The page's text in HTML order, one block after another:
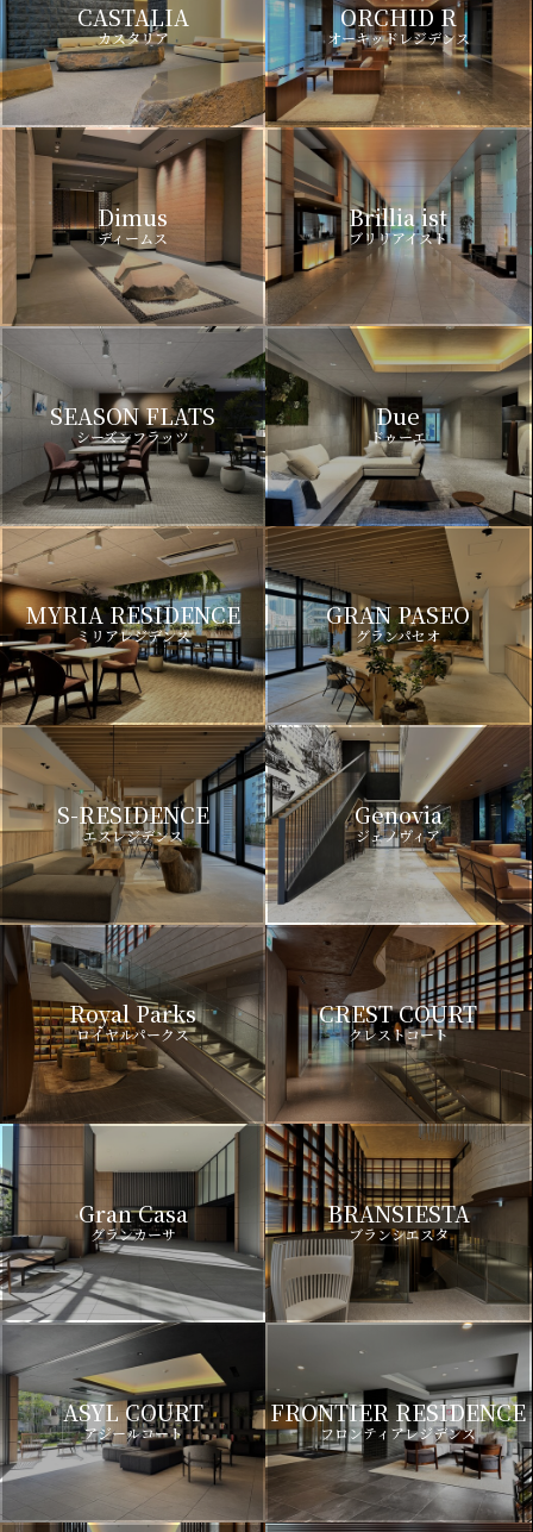
CASTALIA
カスタリア
ORCHID R
オーキッドレジデンス
Dimus
ディームス
Brillia ist
ブリリアイスト
SEASON FLATS
シーズンフラッツ
Due
ドゥーエ
MYRIA RESIDENCE
ミリアレジデンス
GRAN PASEO
グランパセオ
S-RESIDENCE
エスレジデンス
Genovia
ジェノヴィア
Royal Parks
ロイヤルパークス
CREST COURT
クレストコート
Gran Casa
グランカーサ
BRANSIESTA
ブランシエスタ
ASYL COURT
アジールコート
FRONTIER RESIDENCE
フロンティアレジデンス